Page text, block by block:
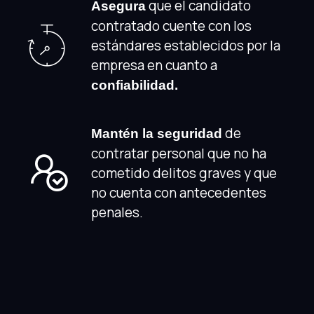
Aseguraque el candidato
contratado cuente con los
estándares establecidos por la
empresa en cuanto a
confiabilidad.
Mantén la seguridad de
contratar personal que no ha
cometido delitos graves y que
no cuenta con antecedentes
penales.